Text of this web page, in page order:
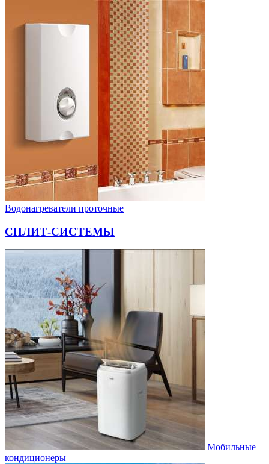
Водонагреватели проточные
СПЛИТ-СИСТЕМЫ
Мобильные
кондиционеры